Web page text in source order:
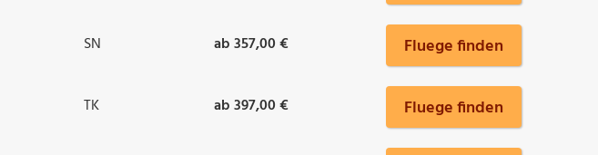
SN ab 357,00 € Fluege finden
TK ab 397,00 € Fluege finden